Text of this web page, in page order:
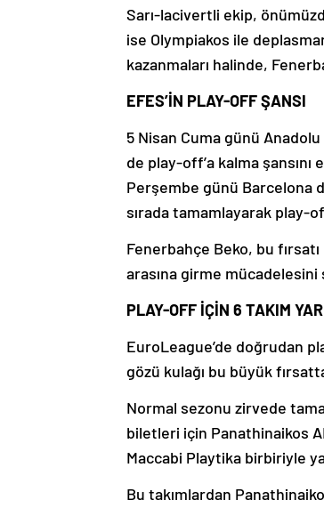
Sarı-lacivertli ekip,
ise Olympiakos ile
kazanmaları halinde,
EFES’İN PLAY-OFF ŞANSI
5 Nisan Cuma günü
de play-off’a kalma
Perşembe günü Barcelona
sırada tamamlayarak play-
Fenerbahçe Beko, bu
arasına girme
PLAY-OFF İÇİN 6 TAKIM
EuroLeague’de doğrudan
gözü kulağı bu büyük
Normal sezonu zirvede
biletleri için Panathinaikos
Maccabi Playtika birbiriyle
Bu takımlardan